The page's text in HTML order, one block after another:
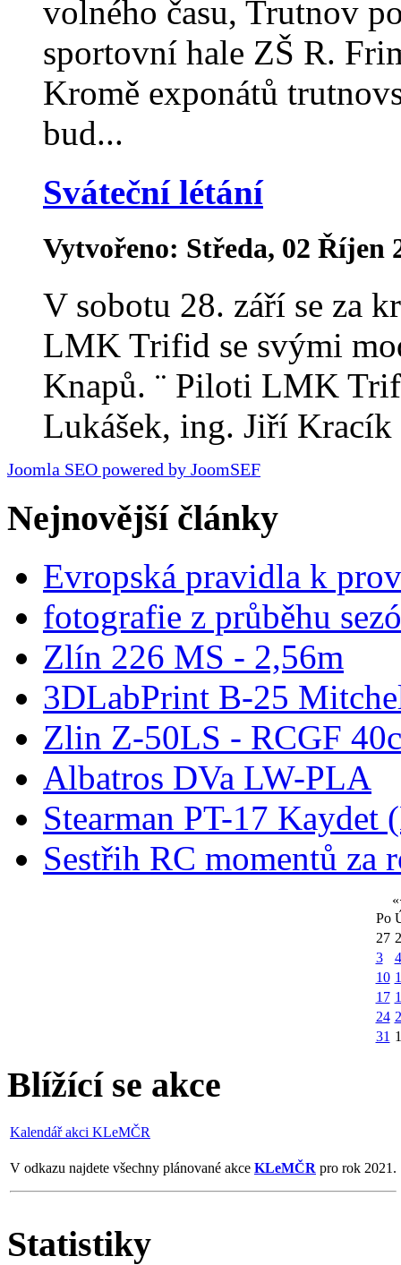
volného času, Trutnov
sportovní hale ZŠ R.
Kromě exponátů
bud...
Sváteční létání
Vytvořeno: Středa, 02 Říjen
V sobotu 28. září se za
LMK Trifid se svými
Knapů. ¨ Piloti LMK
Lukášek, ing. Jiří Kracík
Joomla SEO powered by JoomSEF
Nejnovější články
Evropská pravidla k
fotografie z průběhu
Zlín 226 MS - 2,56m
3DLabPrint B-25
Zlin Z-50LS - RCGF
Albatros DVa LW-PLA
Stearman PT-17 Kaydet
Sestřih RC momentů za
«
Po
27
3
4
10
17
24
31 1
Blížící se akce
Kalendář akci KLeMČR
V odkazu najdete všechny plánované akce KLeMČR pro rok 2021.
Statistiky